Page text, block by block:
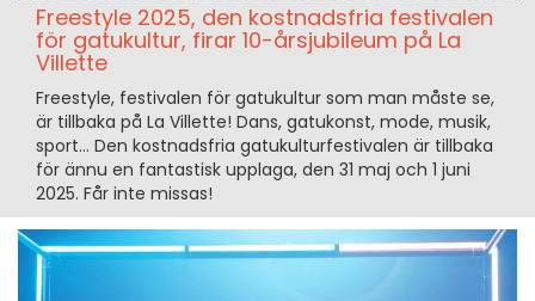
Freestyle 2025, den kostnadsfria festivalen
för gatukultur, firar 10-årsjubileum på La
Villette
Freestyle, festivalen för gatukultur som man måste se,
är tillbaka på La Villette! Dans, gatukonst, mode, musik,
sport... Den kostnadsfria gatukulturfestivalen är tillbaka
för ännu en fantastisk upplaga, den 31 maj och 1 juni
2025. Får inte missas!